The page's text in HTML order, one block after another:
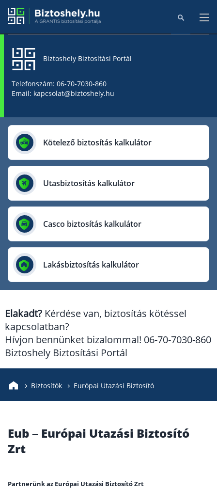
Biztosítók
AIG Biztosító
Allianz Biztosító
Cig Pannónia Biztosító
Genertel Biztosító
Groupama Biztosító
KÖBE Biztosító Egyesület
Mondial Assistance Biztosító
Posta Biztosító
Signal Biztosító
Union Biztosító
Vienna Life Biztosító
Biztoshely Biztosítási Portál
Telefonszám: 06-70-7030-860
Email: kapcsolat@biztoshely.hu
Kötelező biztosítás kalkulátor
Utasbiztosítás kalkulátor
Casco biztosítás kalkulátor
Lakásbiztosítás kalkulátor
Elakadt? Kérdése van, biztosítás kötéssel
kapcsolatban?
Hívjon bennünket bizalommal! 06-70-7030-860
Biztoshely Biztosítási Portál
Biztosítók Európai Utazási Biztosító
Eub – Európai Utazási Biztosító
Zrt
Partnerünk az Európai Utazási Biztosító Zrt